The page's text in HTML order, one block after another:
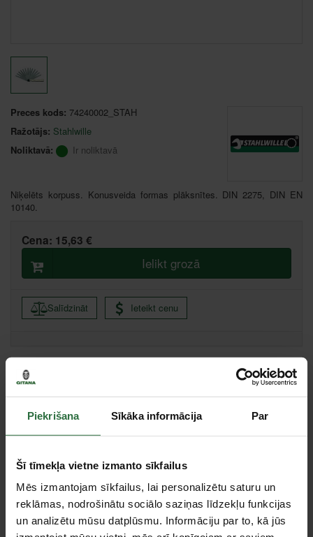
Piekrišana Sīkāka informācija Par
Šī tīmekļa vietne izmanto sīkfailus
Mēs izmantojam sīkfailus, lai personalizētu saturu un
reklāmas, nodrošinātu sociālo saziņas līdzekļu funkcijas
un analizētu mūsu datplūsmu. Informāciju par to, kā jūs
Preces kods: 74240002_STAH
Ražotājs: Stahlwille
Noliktavā:
Ir noliktavā
Niķelēts korpuss. Konusveida formas plāksnītes. DIN 2275, DIN EN
10140.
Cena: 15,63 €
Ielikt grozā
Salīdzināt Ieteikt cenu
Citas noliktavas, (uzzināt vairāk šeit, )
Specifikācija
fiziskām
personām
mūžīga (ražošanas)